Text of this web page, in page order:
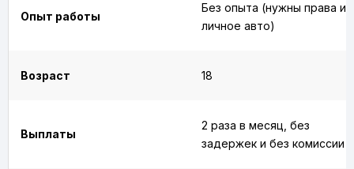
Опыт работы
Без опыта (нужны права и
личное авто)
Возраст 18
Выплаты
2 раза в месяц, без
задержек и без комиссии